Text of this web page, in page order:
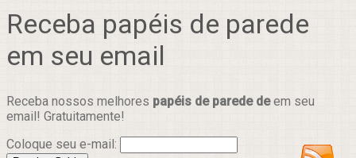
Receba papéis de parede
em seu email
Receba nossos melhores papéis de parede deem seu
email! Gratuitamente!
Coloque seu e-mail: